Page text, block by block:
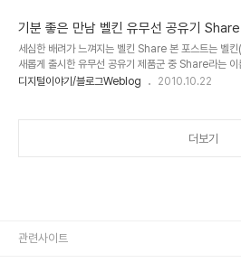
초저가 컴퓨터가..
점을 염두에 두고 이를 사람들에게 강하게 인식시키고자
있었지 않았을까 합니다. ※ 각 이름의 의미가 혼돈스러
이패드와 같은 제품들은 "타블렛PC"로, 기존의 윈도계
된 노트북들은 "타블렛 노트북"으로 표기합니다. 한편
패드가 출시된 이후 일부에서는 아이패드에 대해 아이폰
기분 좋은 만남 벨킨 유무선 공유기 Share
세심한 배려가 느껴지는 벨킨 Share 본 포스트는 벨
새롭게 출시한 유무선 공유기 제품군 중 Share라는 이
2주간의 시간동안 사용하면서 느끼고 확인한 사항들을
만큼 실제 좋은 제품을 알린 결과로 이를 필요로 하는 분
디지털이야기/블로그Weblog 2010.10.22
더보기
관련사이트